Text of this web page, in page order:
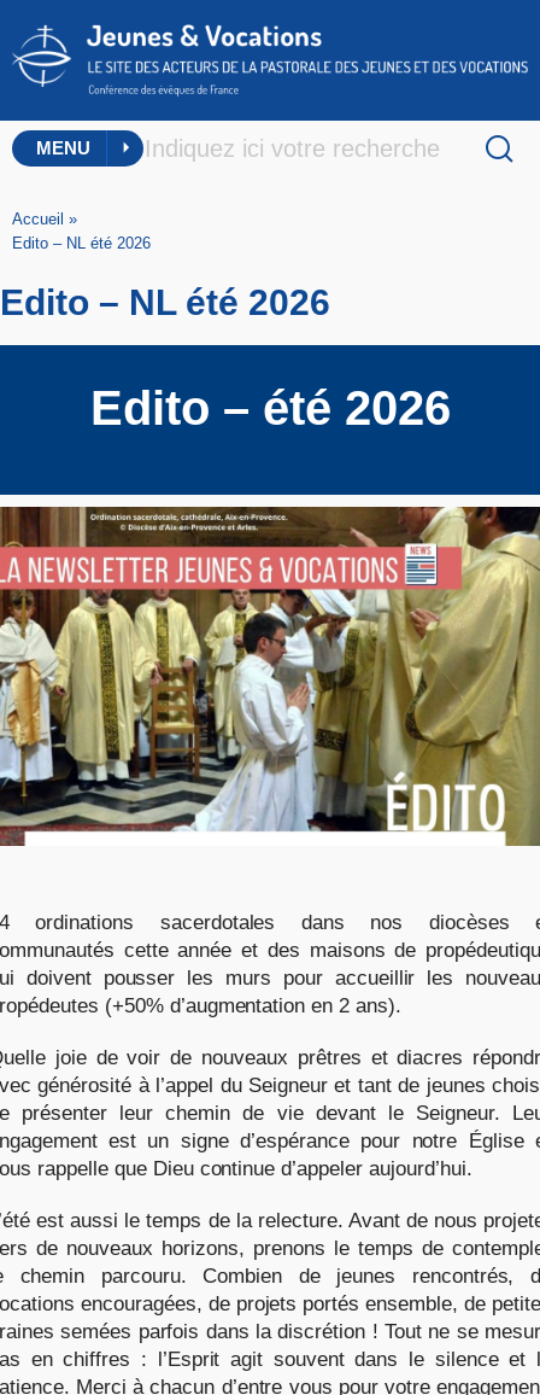
MENU
Accueil »
Edito – NL été 2026
Edito – NL été 2026
Edito – été 2026
ordinations sacerdotales dans nos diocèses
cette année et des maisons de
doivent pousser les murs pour accueillir les
(+50% d’augmentation en 2 ans).
joie de voir de nouveaux prêtres et diacres
générosité à l’appel du Seigneur et tant de jeunes
présenter leur chemin de vie devant le Seigneur.
est un signe d’espérance pour notre Église
rappelle que Dieu continue d’appeler aujourd’hui.
est aussi le temps de la relecture. Avant de nous
de nouveaux horizons, prenons le temps de
chemin parcouru. Combien de jeunes rencontrés,
encouragées, de projets portés ensemble, de
semées parfois dans la discrétion ! Tout ne se
en chiffres : l’Esprit agit souvent dans le silence et
Merci à chacun d’entre vous pour votre